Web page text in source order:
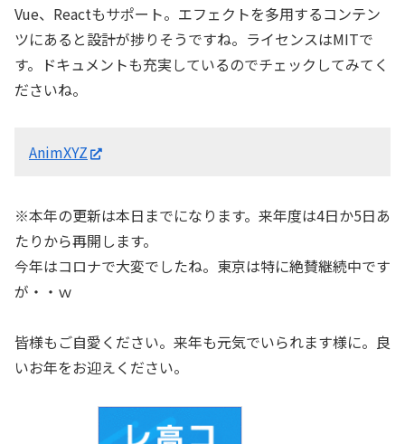
Vue、Reactもサポート。エフェクトを多用するコンテン
ツにあると設計が捗りそうですね。ライセンスはMITで
す。ドキュメントも充実しているのでチェックしてみてく
ださいね。
AnimXYZ
※本年の更新は本日までになります。来年度は4日か5日あ
たりから再開します。
今年はコロナで大変でしたね。東京は特に絶賛継続中です
が・・ｗ
皆様もご自愛ください。来年も元気でいられます様に。良
いお年をお迎えください。